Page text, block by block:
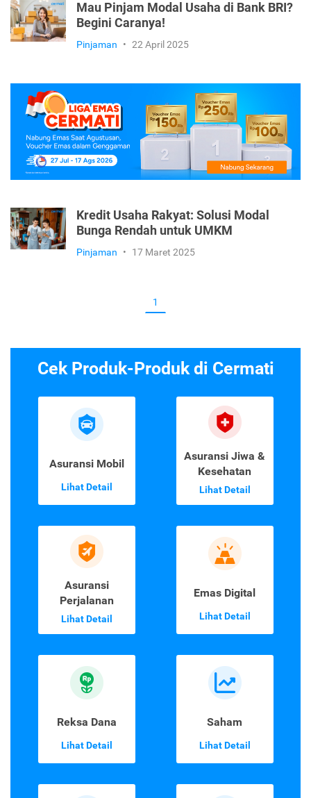
Mau Pinjam Modal Usaha di Bank BRI?
Begini Caranya!
Pinjaman • 22 April 2025
Kredit Usaha Rakyat: Solusi Modal
Bunga Rendah untuk UMKM
Pinjaman • 17 Maret 2025
1
Cek Produk-Produk di Cermati
Asuransi Mobil
Lihat Detail
Asuransi Jiwa &
Kesehatan
Lihat Detail
Asuransi
Perjalanan
Lihat Detail
Emas Digital
Lihat Detail
Reksa Dana
Lihat Detail
Saham
Lihat Detail